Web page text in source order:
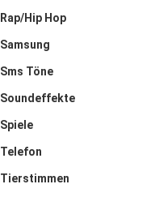
Rap/Hip Hop
Samsung
Sms Töne
Soundeffekte
Spiele
Telefon
Tierstimmen